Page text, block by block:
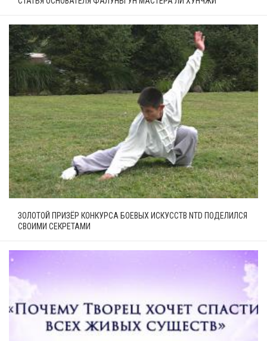
ЗОЛОТОЙ ПРИЗЁР КОНКУРСА БОЕВЫХ ИСКУССТВ NTD ПОДЕЛИЛСЯ
СВОИМИ СЕКРЕТАМИ